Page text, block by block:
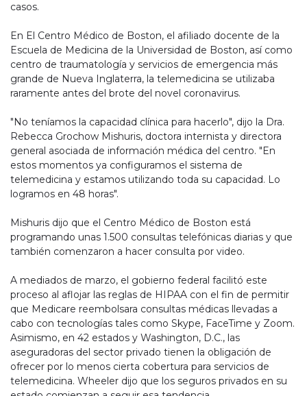
casos.
En El Centro Médico de Boston, el afiliado docente de la
Escuela de Medicina de la Universidad de Boston, así como
centro de traumatología y servicios de emergencia más
grande de Nueva Inglaterra, la telemedicina se utilizaba
raramente antes del brote del novel coronavirus.
"No teníamos la capacidad clínica para hacerlo", dijo la Dra.
Rebecca Grochow Mishuris, doctora internista y directora
general asociada de información médica del centro. "En
estos momentos ya configuramos el sistema de
telemedicina y estamos utilizando toda su capacidad. Lo
logramos en 48 horas".
Mishuris dijo que el Centro Médico de Boston está
programando unas 1.500 consultas telefónicas diarias y que
también comenzaron a hacer consulta por video.
A mediados de marzo, el gobierno federal facilitó este
proceso al aflojar las reglas de HIPAA con el fin de permitir
que Medicare reembolsara consultas médicas llevadas a
cabo con tecnologías tales como Skype, FaceTime y Zoom.
Asimismo, en 42 estados y Washington, D.C., las
aseguradoras del sector privado tienen la obligación de
ofrecer por lo menos cierta cobertura para servicios de
telemedicina. Wheeler dijo que los seguros privados en su